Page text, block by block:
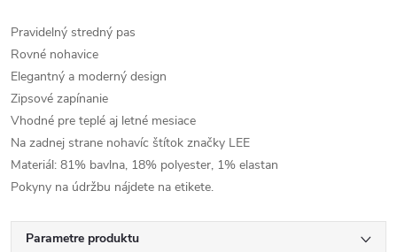
Pravidelný stredný pas
Rovné nohavice
Elegantný a moderný design
Zipsové zapínanie
Vhodné pre teplé aj letné mesiace
Na zadnej strane nohavíc štítok značky LEE
Materiál: 81% bavlna, 18% polyester, 1% elastan
Pokyny na údržbu nájdete na etikete.
Parametre produktu